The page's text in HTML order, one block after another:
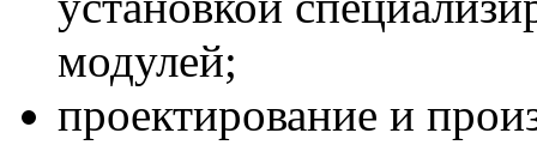
модулей;
проектирование и